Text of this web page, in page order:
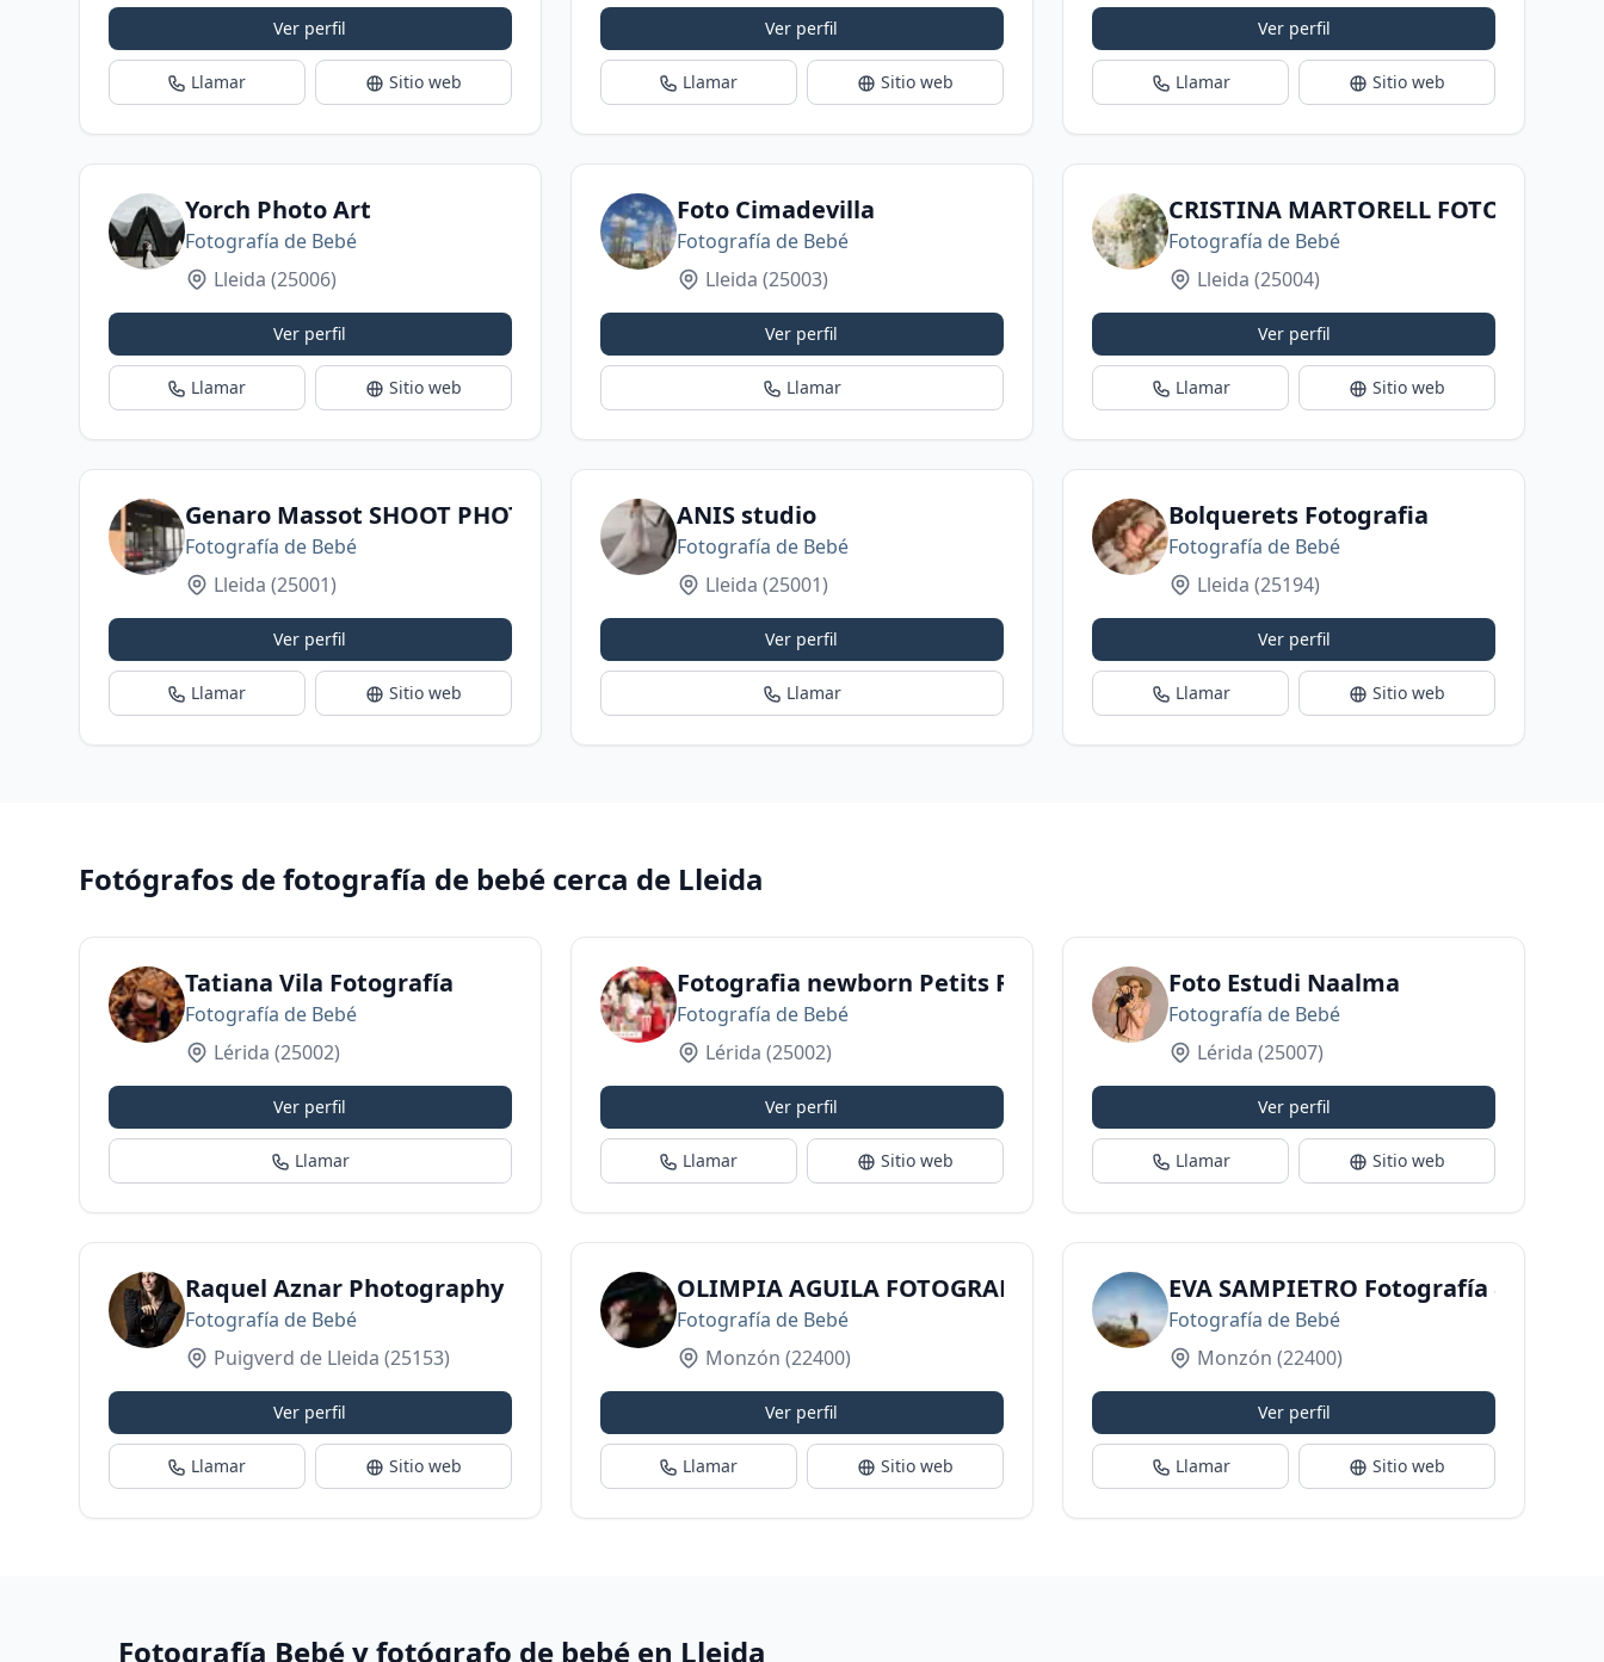
Ver perfil
Llamar Sitio web
Ver perfil
Llamar Sitio web
Ver perfil
Llamar Sitio web
Yorch Photo Art
Fotografía de Bebé
Lleida (25006)
Ver perfil
Llamar Sitio web
Foto Cimadevilla
Fotografía de Bebé
Lleida (25003)
Ver perfil
Llamar
CRISTINA MARTORELL FOTOGRAFIA
Fotografía de Bebé
Lleida (25004)
Ver perfil
Llamar Sitio web
Genaro Massot SHOOT PHOTO FACTORY
Fotografía de Bebé
Lleida (25001)
Ver perfil
Llamar Sitio web
ANIS studio
Fotografía de Bebé
Lleida (25001)
Ver perfil
Llamar
Bolquerets Fotografia
Fotografía de Bebé
Lleida (25194)
Ver perfil
Llamar Sitio web
Fotógrafos de fotografía de bebé cerca de Lleida
Tatiana Vila Fotografía
Fotografía de Bebé
Lérida (25002)
Ver perfil
Llamar
Fotografia newborn Petits Reis
Fotografía de Bebé
Lérida (25002)
Ver perfil
Llamar Sitio web
Foto Estudi Naalma
Fotografía de Bebé
Lérida (25007)
Ver perfil
Llamar Sitio web
Raquel Aznar Photography
Fotografía de Bebé
Puigverd de Lleida (25153)
Ver perfil
Llamar Sitio web
OLIMPIA AGUILA FOTOGRAFIA & DISEÑO
Fotografía de Bebé
Monzón (22400)
Ver perfil
Llamar Sitio web
EVA SAMPIETRO Fotografía & Diseño
Fotografía de Bebé
Monzón (22400)
Ver perfil
Llamar Sitio web
Fotografía Bebé y fotógrafo de bebé en Lleida